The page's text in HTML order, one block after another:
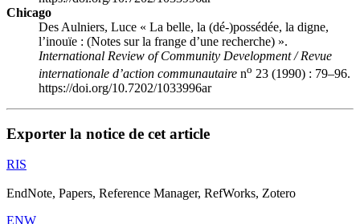
Chicago
Des Aulniers, Luce « La belle, la (dé-)possédée, la digne,
l’inouïe : (Notes sur la frange d’une recherche) ».
International Review of Community Development / Revue
internationale d’action communautaire no 23 (1990) : 79–96.
https://doi.org/10.7202/1033996ar
Exporter la notice de cet article
RIS
EndNote, Papers, Reference Manager, RefWorks, Zotero
ENW